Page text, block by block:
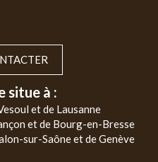
situe à :
et de Lausanne
et de Bourg-en-Bresse
sur-Saône et de Genève